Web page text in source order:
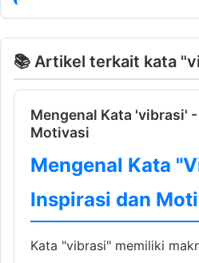
📚 Artikel terkait kata
Mengenal Kata 'vibrasi'
Motivasi
Mengenal Kata
Inspirasi dan
Kata "vibrasi" memiliki